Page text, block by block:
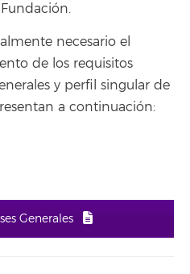
necesario el
de los requisitos
y perfil singular de
a continuación:
Generales